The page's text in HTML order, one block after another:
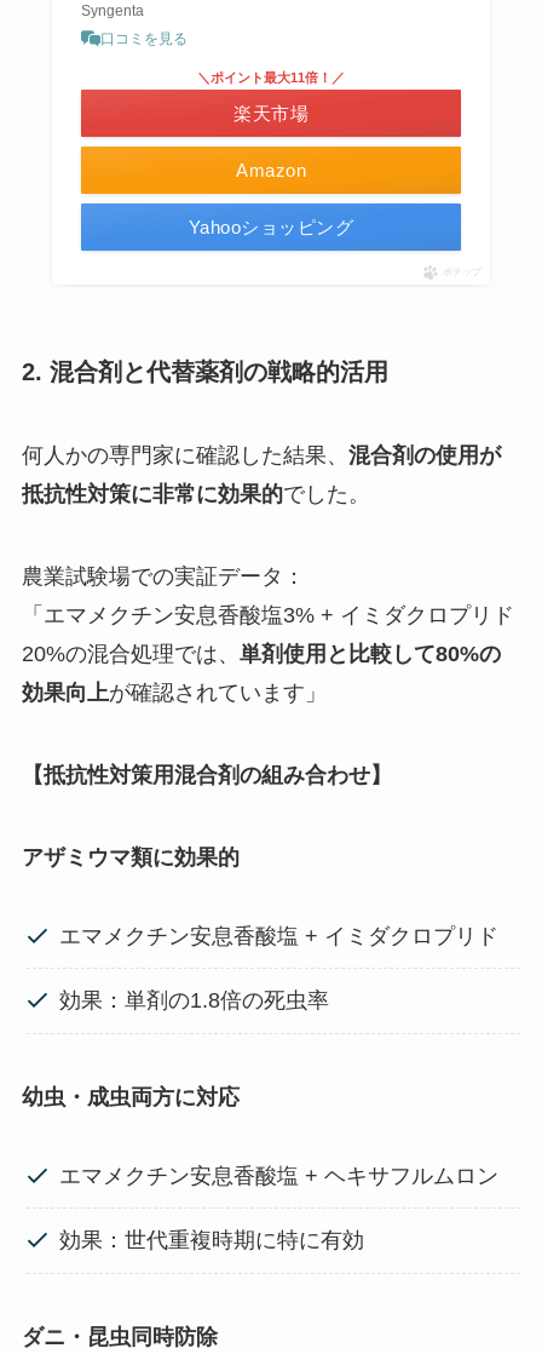
Syngenta
口コミを見る
Amazon
＼ポイント最大11倍！／
楽天市場
Yahooショッピング
ポチップ
2. 混合剤と代替薬剤の戦略的活用
何人かの専門家に確認した結果、 混合剤の使用が
抵抗性対策に非常に効果的でした。
農業試験場での実証データ：
「エマメクチン安息香酸塩3% + イミダクロプリド
20%の混合処理では、 単剤使用と比較して80%の
効果向上が確認されています」
【抵抗性対策用混合剤の組み合わせ】
アザミウマ類に効果的
エマメクチン安息香酸塩 + イミダクロプリド
効果：単剤の1.8倍の死虫率
幼虫・成虫両方に対応
エマメクチン安息香酸塩 + ヘキサフルムロン
効果：世代重複時期に特に有効
ダニ・昆虫同時防除